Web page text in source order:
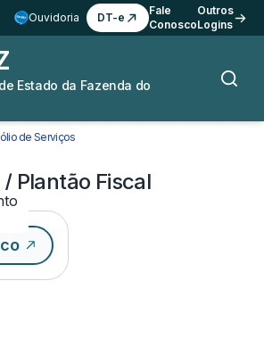
Ouvidoria DT-e
Fale
Conosco
Outros
Logins
Estado da Fazenda do
de ServiçosFiscalização / Plantão Fiscal
Plantão Fiscal